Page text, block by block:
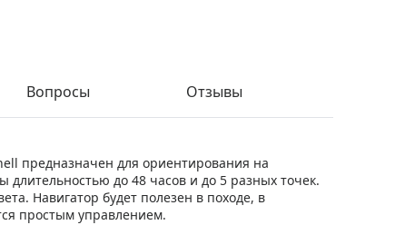
Вопросы Отзывы
предназначен для ориентирования на
до 48 часов и до 5 разных точек.
Навигатор будет полезен в походе, в
простым управлением.